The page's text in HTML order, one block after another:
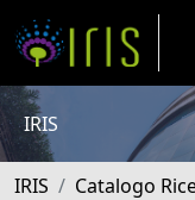
IRIS
IRIS Catalogo